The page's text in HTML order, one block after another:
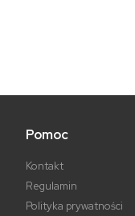
Pomoc
Kontakt
Regulamin
Polityka prywatności